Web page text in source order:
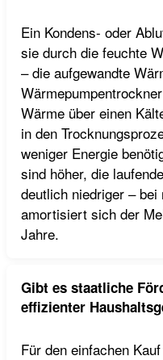
Ein Kondens- oder
sie durch die feuchte
– die aufgewandte
Wärme über einen
in den
weniger Energie
sind höher, die
deutlich niedriger –
amortisiert sich der
Jahre.
Gibt es staatliche
effizienter
Für den einfachen